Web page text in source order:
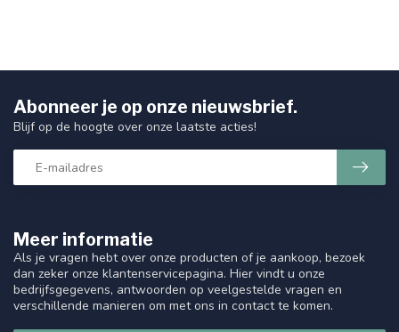
Meer informatie
Als je vragen hebt over onze producten of je aankoop, bezoek
dan zeker onze klantenservicepagina. Hier vindt u onze
bedrijfsgegevens, antwoorden op veelgestelde vragen en
verschillende manieren om met ons in contact te komen.
Abonneer je op onze nieuwsbrief.
Blijf op de hoogte over onze laatste acties!